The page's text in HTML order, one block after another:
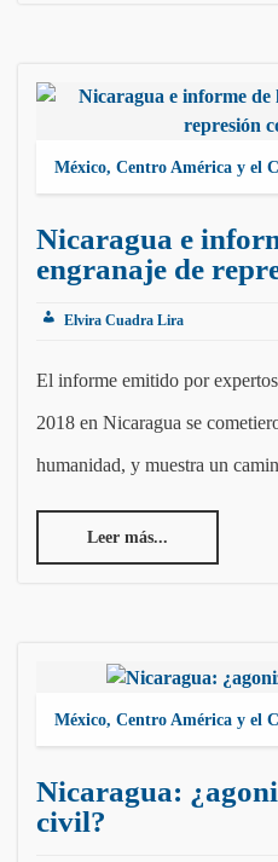
México, Centro América y el
Nicaragua e
engranaje de
Elvira Cuadra Lira
El informe emitido por
2018 en Nicaragua se
humanidad, y muestra un
Leer más...
México, Centro América y el
Nicaragua:
civil?